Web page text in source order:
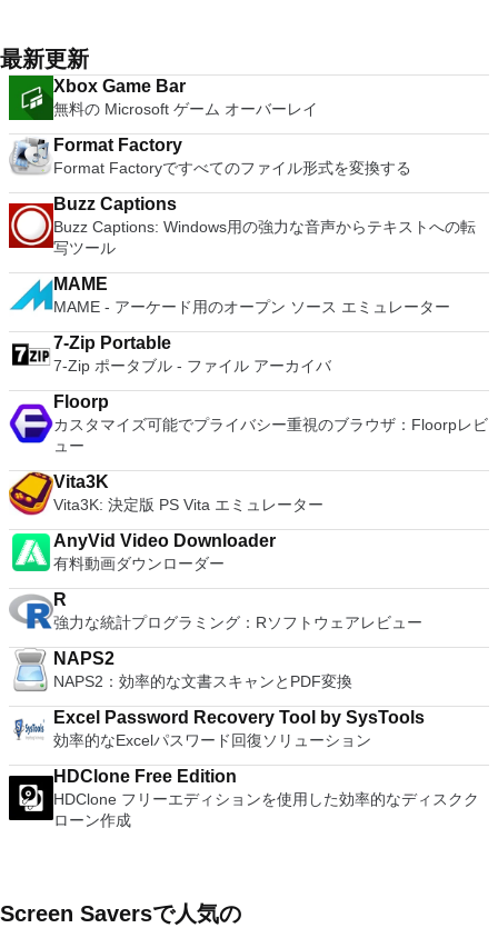
ダウンロード
Although it is a free suite, WPS Office 2016 Free comes with
many innovative features, including a useful a paragraph
adjustment tool int he Writer program. It has an Office to PDF
converter, automatic spell checking and word count features.
It also has some neat tools such as the Watermark in
document, and converting PowerPoint to Word document
support. Overall, WPS Office 2016 Free is a good alternative
to Microsoft's offering. The Writer program is a versatile word
processor; the Presentation program is an easy to use and
effective slide show maker that helps you to create impressive
multimedia presentations; and the Spreadsheets program is
both a flexible and a powerful spreadsheet application.
system resources. So, if you need a free terminal emulator,
which is easy to master and supports remote Telnet or SSH
host connections then Tera Term is a good choice.
anywhere on VMware software. vSphere and vCloud Air
Support - Drag and drop VMs between environments.
Restricted and Encrypted VMs - Protection and performance
enhancements. Expiring Virtual Machines - Time-limited
virtual machines. Latest Hardware Support - Broadwell and
Haswell CPU support. Enterprise Quality Virtual Machines -
16 vCPUs, 8TB virtual disks, and 64GB memory. Enhanced
IPv6 Support - IPv6-to-IPv4 NAT (6to4 and 4to6). Virtual
Machine Video Memory - Up to 2GB. Enhanced Connectivity -
USB 3.0, Bluetooth, HD audio, printers, and Skype support.
VMware Workstation Pro is a perfect choice for those of you
who are a little skeptical about making the leap over to
Windows 10. By utilizing an app like this, you'll get to try out
all of Windows 10's new features in a safe sandboxed
environment, without the need to install the OS natively.
VMware Workstation Pro doesn't just support Microsofts OS,
you can also install Linux VMs, including Ubuntu, Red Hat,
Fedora, and lots of other distributions as well. Overall,
Workstation Pro offers high performance, strong reliability,
and cutting edge features that make it stand out from the
crowd. The full version is a little pricey, but you do get what
最新更新
Xbox Game Bar
無料の Microsoft ゲーム オーバーレイ
Format Factory
Format Factoryですべてのファイル形式を変換する
Buzz Captions
Buzz Captions: Windows用の強力な音声からテキストへの転
写ツール
MAME
MAME - アーケード用のオープン ソース エミュレーター
7-Zip Portable
7-Zip ポータブル - ファイル アーカイバ
Floorp
カスタマイズ可能でプライバシー重視のブラウザ：Floorpレビ
ュー
Vita3K
Vita3K: 決定版 PS Vita エミュレーター
AnyVid Video Downloader
有料動画ダウンローダー
R
強力な統計プログラミング：Rソフトウェアレビュー
NAPS2
NAPS2：効率的な文書スキャンとPDF変換
Excel Password Recovery Tool by SysTools
効率的なExcelパスワード回復ソリューション
HDClone Free Edition
HDClone フリーエディションを使用した効率的なディスクク
ローン作成
Screen Saversで人気の